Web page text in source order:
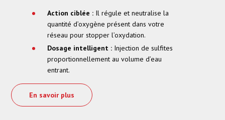
Action ciblée : Il régule et neutralise la
quantité d’oxygène présent dans votre
réseau pour stopper l’oxydation.
Dosage intelligent : Injection de sulfites
proportionnellement au volume d’eau
entrant.
En savoir plus